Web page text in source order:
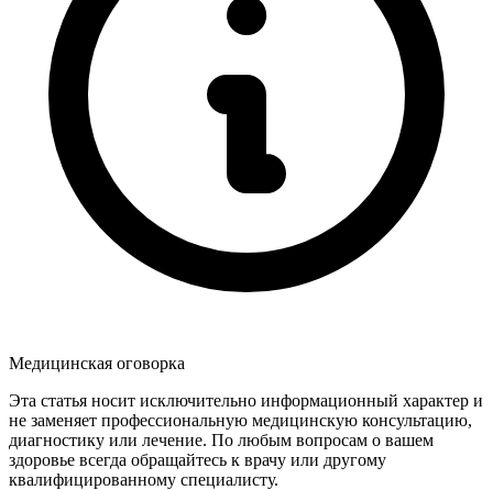
Медицинская оговорка
Эта статья носит исключительно информационный характер и
не заменяет профессиональную медицинскую консультацию,
диагностику или лечение. По любым вопросам о вашем
здоровье всегда обращайтесь к врачу или другому
квалифицированному специалисту.